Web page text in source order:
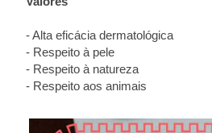
- Alta eficácia dermatológica
- Respeito à pele
- Respeito à natureza
- Respeito aos animais